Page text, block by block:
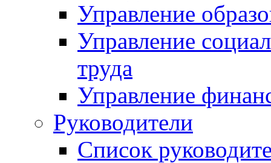
Управление
Управление
труда
Управление
Руководители
Список